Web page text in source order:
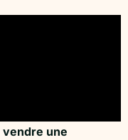
vendre une